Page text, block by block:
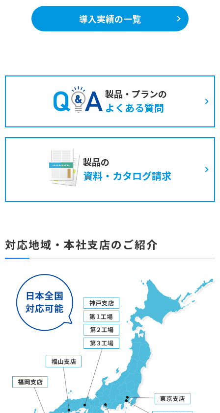
導入実績の一覧
製品・プランの
よくある質問
製品の
資料・カタログ請求
対応地域・本社支店のご紹介